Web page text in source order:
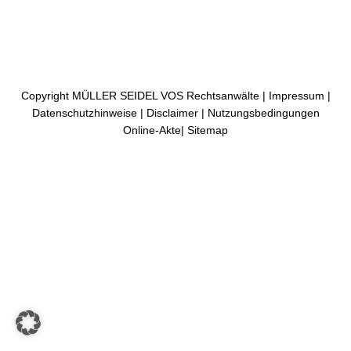
Copyright MÜLLER SEIDEL VOS Rechtsanwälte | Impressum |
Datenschutzhinweise| Disclaimer| Nutzungsbedingungen
Online-Akte| Sitemap